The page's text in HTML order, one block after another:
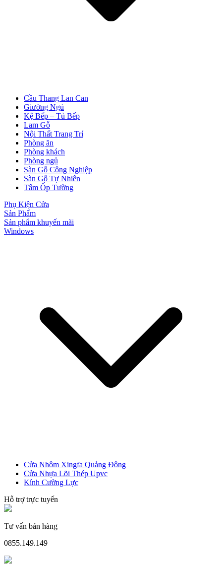
Cửa Nhựa Lõi Thép Upvc
Cầu Thang Lan Can
Giường Ngủ
Kệ Bếp – Tủ Bếp
Lam Gỗ
Nội Thất Trang Trí
Phòng ăn
Phòng khách
Phòng ngủ
Sàn Gỗ Công Nghiệp
Sàn Gỗ Tự Nhiên
Tấm Ốp Tường
Phụ Kiện Cửa
Sản Phẩm
Sản phẩm khuyến mãi
Windows
Cửa Nhôm Xingfa Quảng Đông
Cửa Nhựa Lõi Thép Upvc
Kính Cường Lực
Hỗ trợ trực tuyến
Tư vấn bán hàng
0855.149.149